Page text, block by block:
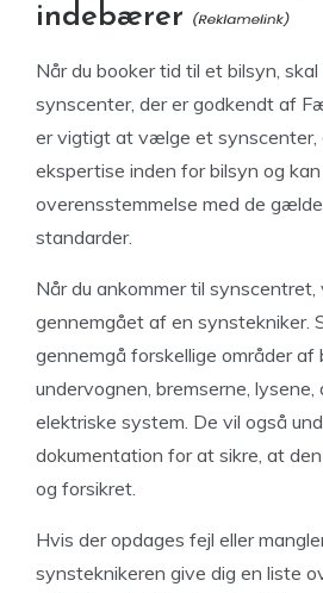
indebærer
Når du booker tid til et bilsyn,
synscenter, der er godkendt af
er vigtigt at vælge et synscenter,
ekspertise inden for bilsyn og
overensstemmelse med de
standarder.
Når du ankommer til synscentret,
gennemgået af en synstekniker.
gennemgå forskellige områder af
undervognen, bremserne,
elektriske system. De vil også
dokumentation for at sikre, at
og forsikret.
Hvis der opdages fejl eller
synsteknikeren give dig en liste